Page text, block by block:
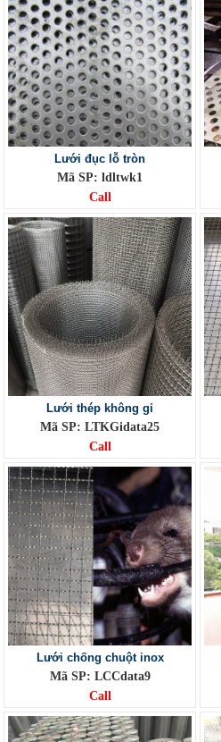
Lưới đục lỗ tròn
Mã SP: ldltwk1
Call
Lưới thép không gỉ
Mã SP: LTKGidata25
Call
Lưới chống chuột inox
Mã SP: LCCdata9
Call